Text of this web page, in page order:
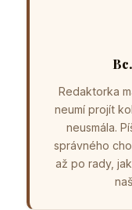
Redaktorka
neumí projít
neusmála.
správného
až po rady,